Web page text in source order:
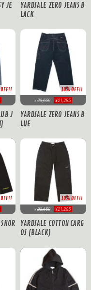
JE
YARDSALE ZERO JEANS B
LACK
J
10% OFF!!
¥ 23,650 ¥21,285
YARDSALE ZERO JEANS B
LUE
10% OFF!!
¥ 23,650 ¥21,285
YARDSALE COTTON CARG
OS (BLACK)